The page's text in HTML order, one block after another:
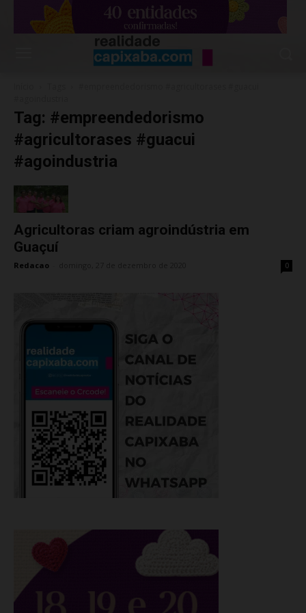
Tag: #empreendedorismo
#agricultorases #guacui
#agoindustria
Agricultoras criam agroindústria em
Guaçuí
Redacao 0